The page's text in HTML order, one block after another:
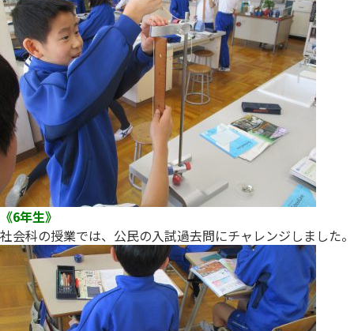
《6年生》
社会科の授業では、公民の入試過去問にチャレンジしました。